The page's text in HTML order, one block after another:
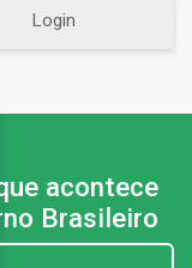
Login
acontece
Brasileiro